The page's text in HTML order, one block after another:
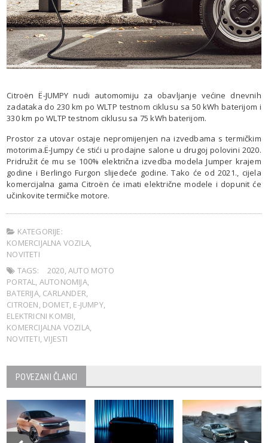
Citroën Ë-JUMPY nudi automomiju za obavljanje većine dnevnih
zadataka do 230 km po WLTP testnom ciklusu sa 50 kWh baterijom i
330 km po WLTP testnom ciklusu sa 75 kWh baterijom.
Prostor za utovar ostaje nepromijenjen na izvedbama s termičkim
motorima.Ë-Jumpy će stići u prodajne salone u drugoj polovini 2020.
Pridružit će mu se 100% električna izvedba modela Jumper krajem
godine i Berlingo Furgon slijedeće godine. Tako će od 2021., cijela
komercijalna gama Citroën će imati električne modele i dopunit će
učinkovite termičke motore.
KATEGORIJE:
KOMERCIJALNA VOZILA,
NOVITETI
TAGS:
2020,AUTO MOTO
PORTAL, AUTONOMIJA,
BATERIJA, CARLANDER,
CITROEN, DOMET, E-JUMPY,
ELEKTRICNI KOMBI,
KOMERCIJALNA VOZILA,
NOVITETI,VIJESTI
POVEZANI ČLANCI